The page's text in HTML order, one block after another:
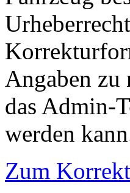
Angaben zu
das Admin-
werden
Zum